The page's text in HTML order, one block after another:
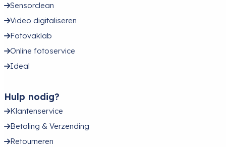
Sensorclean
Video digitaliseren
Fotovaklab
Online fotoservice
Ideal
Hulp nodig?
Klantenservice
Betaling & Verzending
Retourneren